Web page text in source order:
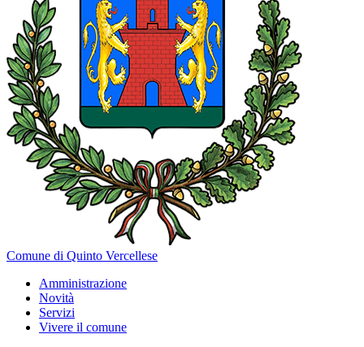
Comune di Quinto Vercellese
Amministrazione
Novità
Servizi
Vivere il comune